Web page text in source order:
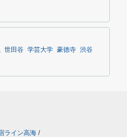
世田谷 学芸大学 豪徳寺 渋谷
ライン高海 /